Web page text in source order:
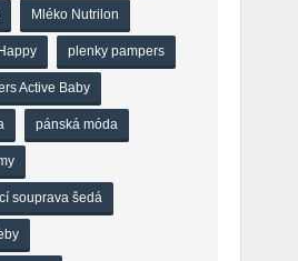
Mléko Nutrilon
plenky pampers
Active Baby
pánská móda
souprava šedá